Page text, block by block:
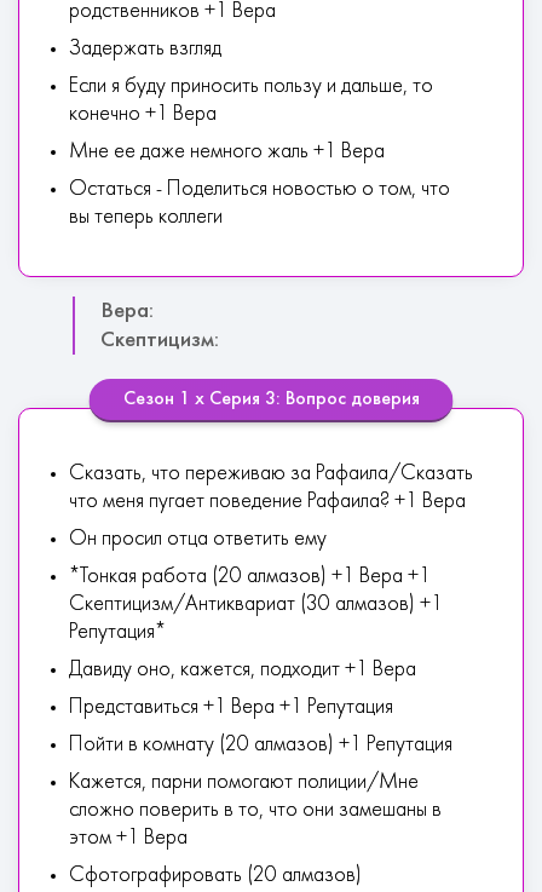
родственников +1 Вера
Задержать взгляд
Если я буду приносить пользу и дальше, то
конечно +1 Вера
Мне ее даже немного жаль +1 Вера
Остаться - Поделиться новостью о том, что
вы теперь коллеги
Вера:
Скептицизм:
Сезон 1 х Серия 3: Вопрос доверия
Сказать, что переживаю за Рафаила/Сказать
что меня пугает поведение Рафаила? +1 Вера
Он просил отца ответить ему
*Тонкая работа (20 алмазов) +1 Вера +1
Скептицизм/Антиквариат (30 алмазов) +1
Репутация*
Давиду оно, кажется, подходит +1 Вера
Представиться +1 Вера +1 Репутация
Пойти в комнату (20 алмазов) +1 Репутация
Кажется, парни помогают полиции/Мне
сложно поверить в то, что они замешаны в
этом +1 Вера
Сфотографировать (20 алмазов)